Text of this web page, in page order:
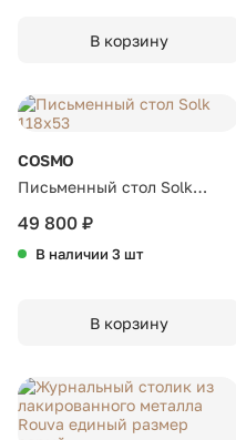
В корзину
COSMO
Письменный стол Solk
118х53
49 800 ₽
В наличии 3 шт
В корзину